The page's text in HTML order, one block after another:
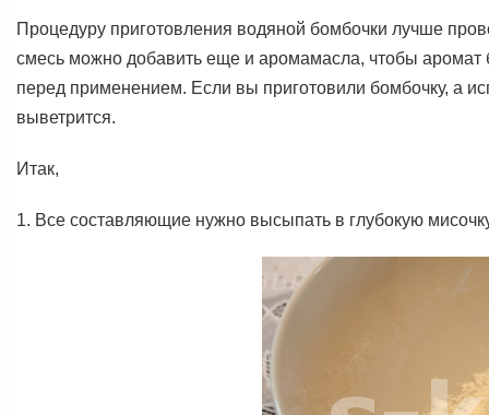
Процедуру приготовления водяной бомбочки лучше
смесь можно добавить еще и аромамасла, чтобы аромат
перед применением. Если вы приготовили бомбочку, а
выветрится.
Итак,
1. Все составляющие нужно высыпать в глубокую